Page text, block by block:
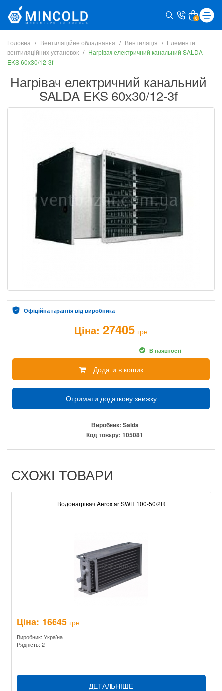
0
Головна Вентиляційне обладнання Вентиляція
Елементи
вентиляційних установок
Нагрівач електричний канальний SALDA
EKS 60х30/12-3f
Нагрівач електричний канальний
SALDA EKS 60х30/12-3f
Офіційна гарантія від виробника
Ціна: 27405 грн
В наявності
Додати в кошик
Отримати додаткову знижку
Виробник: Salda
Код товару: 105081
СХОЖІ ТОВАРИ
Водонагрівач Aerostar SWH 100-50/2R
Ціна: 16645 грн
Виробник: Україна
Рядність: 2
ДЕТАЛЬНІШЕ